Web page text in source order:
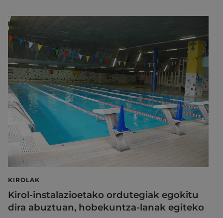
KIROLAK
Kirol-instalazioetako ordutegiak egokitu
dira abuztuan, hobekuntza-lanak egiteko